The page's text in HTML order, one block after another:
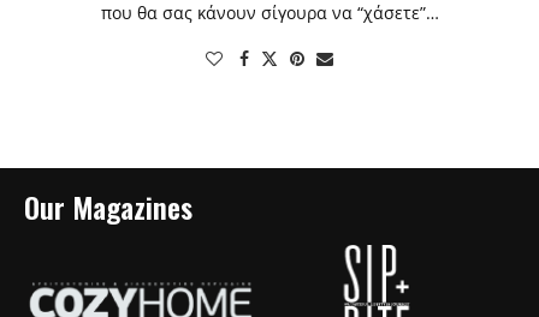
που θα σας κάνουν σίγουρα να “χάσετε”…
Our Magazines